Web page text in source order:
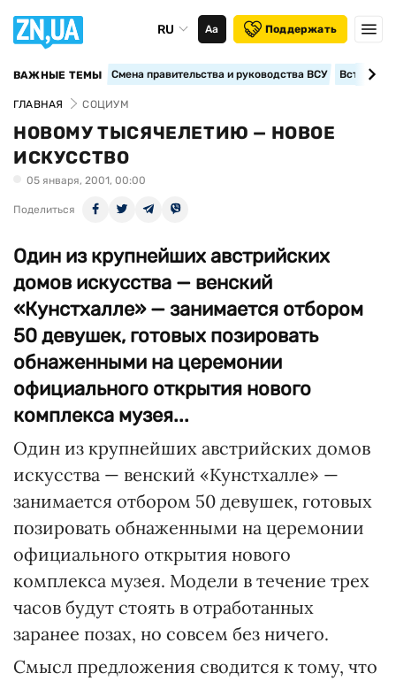
RU Аа Поддержать
ВАЖНЫЕ ТЕМЫ Смена правительства и руководства ВСУ
ГЛАВНАЯ СОЦИУМ
НОВОМУ ТЫСЯЧЕЛЕТИЮ — НОВОЕ
ИСКУССТВО
05 января, 2001, 00:00
Поделиться
Один из крупнейших австрийских
домов искусства — венский
«Кунстхалле» — занимается отбором
50 девушек, готовых позировать
обнаженными на церемонии
официального открытия нового
комплекса музея...
Один из крупнейших австрийских домов
искусства — венский «Кунстхалле» —
занимается отбором 50 девушек, готовых
позировать обнаженными на церемонии
официального открытия нового
комплекса музея. Модели в течение трех
часов будут стоять в отработанных
заранее позах, но совсем без ничего.
Смысл предложения сводится к тому, что